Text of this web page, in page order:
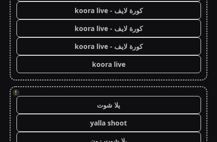
كورة لايف - koora live
كورة لايف - koora live
كورة لايف - koora live
koora live
!
يلا شوت
yalla shoot